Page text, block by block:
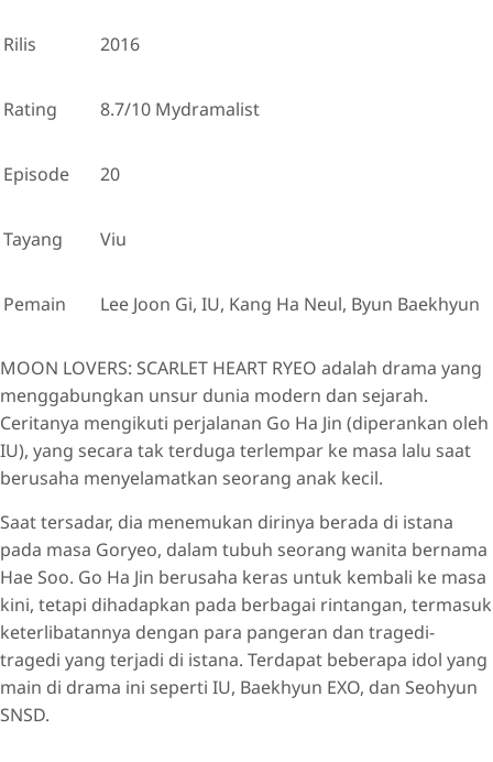
Rilis 2016
Rating 8.7/10 Mydramalist
Episode 20
Tayang Viu
Pemain Lee Joon Gi, IU, Kang Ha Neul, Byun Baekhyun
MOON LOVERS: SCARLET HEART RYEO adalah drama yang
menggabungkan unsur dunia modern dan sejarah.
Ceritanya mengikuti perjalanan Go Ha Jin (diperankan oleh
IU), yang secara tak terduga terlempar ke masa lalu saat
berusaha menyelamatkan seorang anak kecil.
Saat tersadar, dia menemukan dirinya berada di istana
pada masa Goryeo, dalam tubuh seorang wanita bernama
Hae Soo. Go Ha Jin berusaha keras untuk kembali ke masa
kini, tetapi dihadapkan pada berbagai rintangan, termasuk
keterlibatannya dengan para pangeran dan tragedi-
tragedi yang terjadi di istana. Terdapat beberapa idol yang
main di drama ini seperti IU, Baekhyun EXO, dan Seohyun
SNSD.